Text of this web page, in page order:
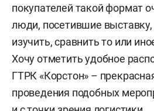
покупателей такой формат
люди, посетившие выставку,
изучить, сравнить то или
Хочу отметить удобное
ГТРК «Корстон» –
проведения подобных